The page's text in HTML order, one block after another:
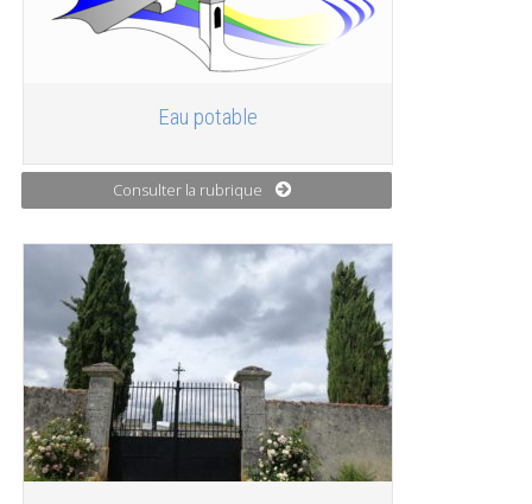
Eau potable
Consulter la rubrique